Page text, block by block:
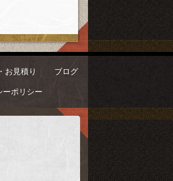
お見積り ブログ
ーポリシー